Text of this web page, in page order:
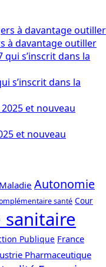
à davantage outiller
s’inscrit dans la
et nouveau
Autonomie
santé Cour
sanitaire
Publique France
Pharmaceutique